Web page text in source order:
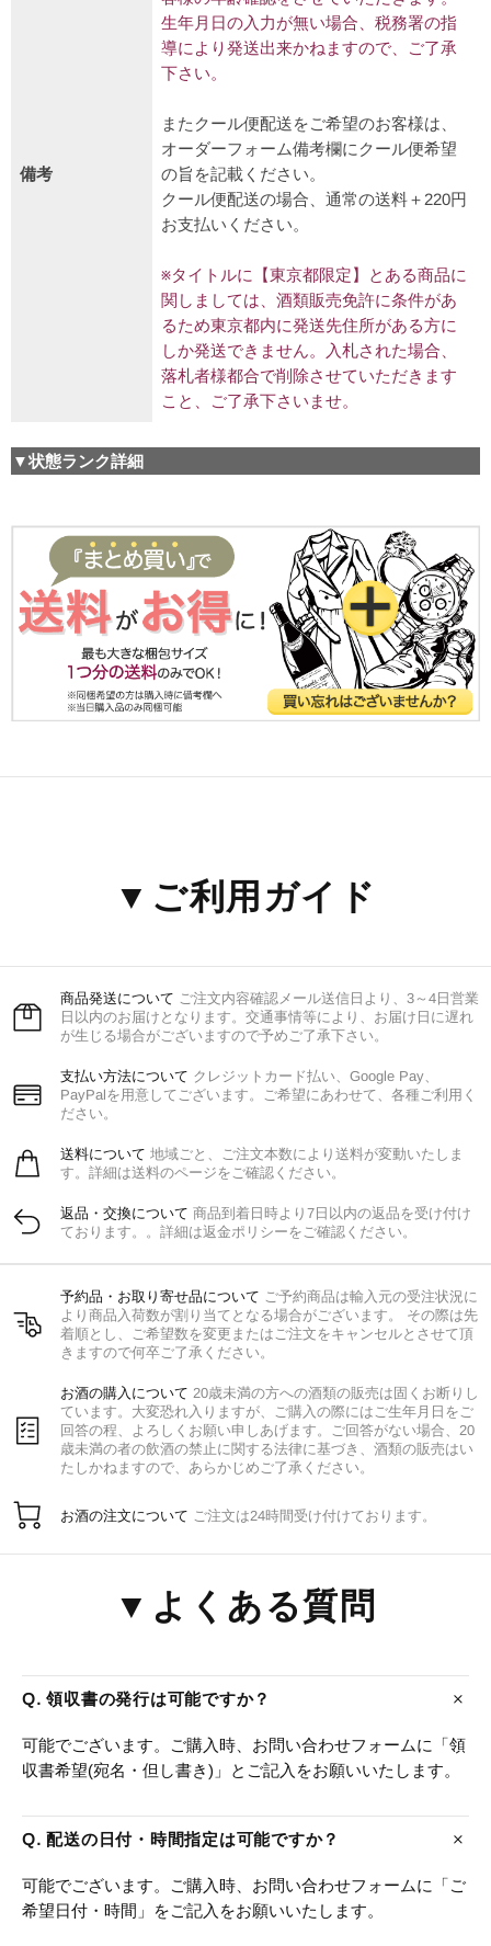
備考
生年月日の入力が無い場合、税務署の指
導により発送出来かねますので、ご了承
下さい。
またクール便配送をご希望のお客様は、
オーダーフォーム備考欄にクール便希望
の旨を記載ください。
クール便配送の場合、通常の送料＋220円
お支払いください。
※タイトルに【東京都限定】とある商品に
関しましては、酒類販売免許に条件があ
るため東京都内に発送先住所がある方に
しか発送できません。入札された場合、
落札者様都合で削除させていただきます
こと、ご了承下さいませ。
▼状態ランク詳細
▼ご利用ガイド
商品発送について ご注文内容確認メール送信日より、3～4日営業
日以内のお届けとなります。交通事情等により、お届け日に遅れ
が生じる場合がございますので予めご了承下さい。
支払い方法について クレジットカード払い、Google Pay、
PayPalを用意してございます。ご希望にあわせて、各種ご利用く
ださい。
送料について 地域ごと、ご注文本数により送料が変動いたしま
す。詳細は送料のページをご確認ください。
返品・交換について 商品到着日時より7日以内の返品を受け付け
ております。。詳細は返金ポリシーをご確認ください。
予約品・お取り寄せ品について ご予約商品は輸入元の受注状況に
より商品入荷数が割り当てとなる場合がございます。 その際は先
着順とし、ご希望数を変更またはご注文をキャンセルとさせて頂
きますので何卒ご了承ください。
お酒の購入について 20歳未満の方への酒類の販売は固くお断りし
ています。大変恐れ入りますが、ご購入の際にはご生年月日をご
回答の程、よろしくお願い申しあげます。ご回答がない場合、20
歳未満の者の飲酒の禁止に関する法律に基づき、酒類の販売はい
たしかねますので、あらかじめご了承ください。
お酒の注文について ご注文は24時間受け付けております。
▼よくある質問
Q. 領収書の発行は可能ですか？
可能でございます。ご購入時、お問い合わせフォームに「領
収書希望(宛名・但し書き)」とご記入をお願いいたします。
Q. 配送の日付・時間指定は可能ですか？
可能でございます。ご購入時、お問い合わせフォームに「ご
希望日付・時間」をご記入をお願いいたします。